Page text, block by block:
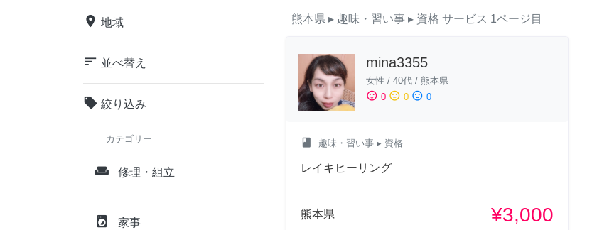
place 地域
sort 並べ替え
local_offer 絞り込み
カテゴリー
weekend 修理・組立
local_laundry_service 家事
熊本県 ▸ 趣味・習い事 ▸ 資格 サービス 1ページ目
mina3355
女性 / 40代 / 熊本県
sentiment_satisfied 0 sentiment_neutral 0 sentiment_dissatisfied 0
class 趣味・習い事 ▸ 資格
レイキヒーリング
熊本県 ¥3,000